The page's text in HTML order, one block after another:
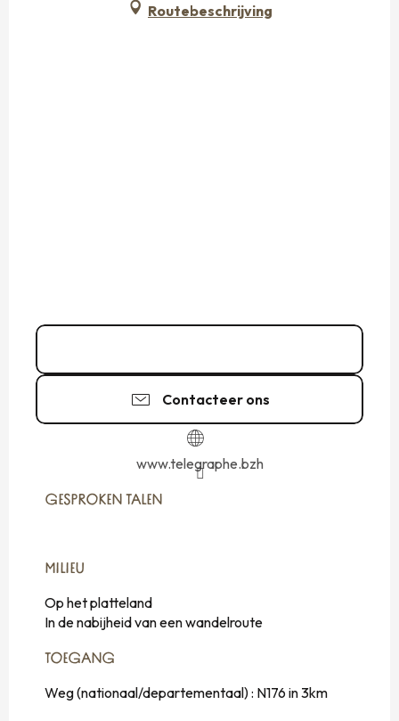
Routebeschrijving
Contacteer ons
www.telegraphe.bzh
GESPROKEN TALEN
GESPROKEN TALEN
MILIEU
MILIEU
Op het platteland
In de nabijheid van een wandelroute
TOEGANG
TOEGANG
Weg (nationaal/departementaal) : N176 in 3km